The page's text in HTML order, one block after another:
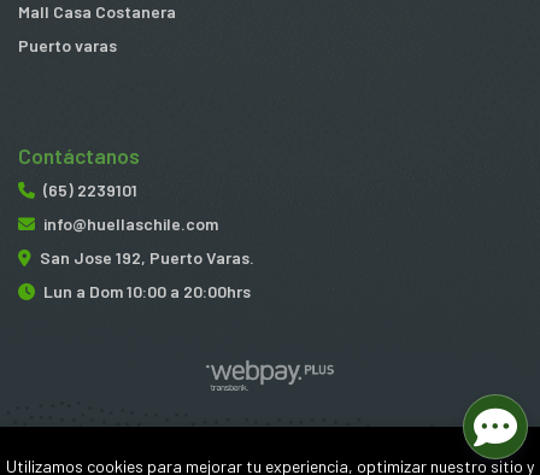
Mall Casa Costanera
Puerto varas
Contáctanos
(65) 2239101
info@huellaschile.com
San Jose 192, Puerto Varas.
Lun a Dom 10:00 a 20:00hrs
Utilizamos cookies para mejorar tu experiencia, optimizar nuestro sitio y